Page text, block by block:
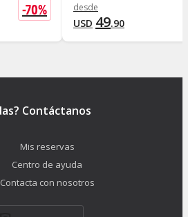
-70% desde
USD 49.90
Contáctanos
Mis reservas
Centro de ayuda
Contacta con nosotros